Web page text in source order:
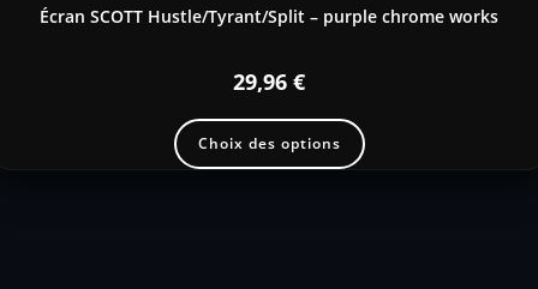
Écran SCOTT Hustle/Tyrant/Split – purple chrome works
29,96 €
Choix des options